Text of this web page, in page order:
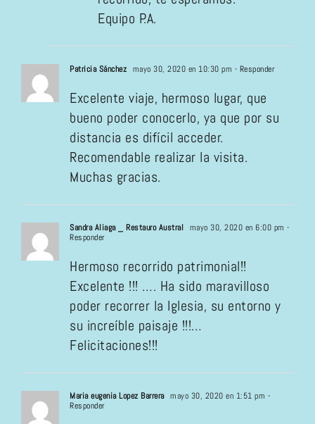
Equipo P.A.
Patricia Sánchez mayo 30, 2020 en 10:30 pm - Responder
Excelente viaje, hermoso lugar, que
bueno poder conocerlo, ya que por su
distancia es difícil acceder.
Recomendable realizar la visita.
Muchas gracias.
Sandra Aliaga _ Restauro Austral mayo 30, 2020 en 6:00 pm -
Responder
Hermoso recorrido patrimonial!!
Excelente !!! …. Ha sido maravilloso
poder recorrer la Iglesia, su entorno y
su increíble paisaje !!!…
Felicitaciones!!!
Maria eugenia Lopez Barrera mayo 30, 2020 en 1:51 pm -
Responder